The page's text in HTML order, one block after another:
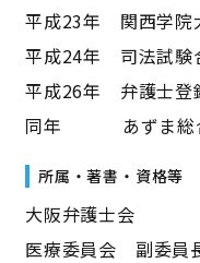
平成23年 関西学院
平成24年 司法試験
平成26年 弁護士登
同年 あずま総合
所属・著書・資格等
大阪弁護士会
医療委員会 副委員